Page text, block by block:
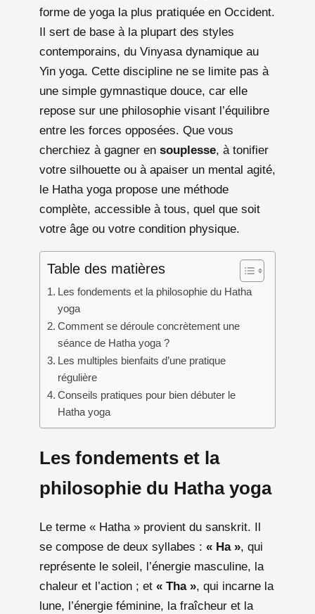
forme de yoga la plus pratiquée en Occident.
Il sert de base à la plupart des styles
contemporains, du Vinyasa dynamique au
Yin yoga. Cette discipline ne se limite pas à
une simple gymnastique douce, car elle
repose sur une philosophie visant l’équilibre
entre les forces opposées. Que vous
cherchiez à gagner en souplesse, à tonifier
votre silhouette ou à apaiser un mental agité,
le Hatha yoga propose une méthode
complète, accessible à tous, quel que soit
votre âge ou votre condition physique.
Table des matières
Les fondements et la philosophie du Hatha
yoga
Comment se déroule concrètement une
séance de Hatha yoga ?
Les multiples bienfaits d’une pratique
régulière
Conseils pratiques pour bien débuter le
Hatha yoga
Les fondements et la
philosophie du Hatha yoga
Le terme « Hatha » provient du sanskrit. Il
se compose de deux syllabes : « Ha », qui
représente le soleil, l’énergie masculine, la
chaleur et l’action ; et « Tha », qui incarne la
lune, l’énergie féminine, la fraîcheur et la